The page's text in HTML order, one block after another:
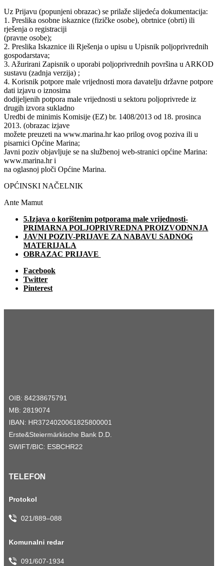
Uz Prijavu (popunjeni obrazac) se prilaže slijedeća dokumentacija:
1. Preslika osobne iskaznice (fizičke osobe), obrtnice (obrti) ili
rješenja o registraciji
(pravne osobe);
2. Preslika Iskaznice ili Rješenja o upisu u Upisnik poljoprivrednih
gospodarstava;
3. Ažurirani Zapisnik o uporabi poljoprivrednih površina u ARKOD
sustavu (zadnja verzija) ;
4. Korisnik potpore male vrijednosti mora davatelju državne potpore
dati izjavu o iznosima
dodijeljenih potpora male vrijednosti u sektoru poljoprivrede iz
drugih izvora sukladno
Uredbi de minimis Komisije (EZ) br. 1408/2013 od 18. prosinca
2013. (obrazac izjave
možete preuzeti na www.marina.hr kao prilog ovog poziva ili u
pisarnici Općine Marina;
Javni poziv objavljuje se na službenoj web-stranici općine Marina:
www.marina.hr i
na oglasnoj ploči Općine Marina.
OPĆINSKI NAČELNIK
Ante Mamut
5.Izjava o korištenim potporama male vrijednosti-
PRIMARNA POLJOPRIVREDNA PROIZVODNNJA
JAVNI POZIV-PRIJAVE ZA NABAVU SADNOG
MATERIJALA
OBRAZAC PRIJAVE
Facebook
Twitter
Pinterest
OIB: 84238675791
MB: 2819074
IBAN: HR3724020061825800001
Erste&Steiermärkische Bank D.D.
SWIFT/BIC: ESBCHR22
TELEFON
Protokol
021/889–088
Komunalni redar
091/607-1934